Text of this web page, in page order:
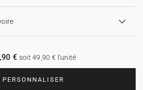
PERSONNALISER
€ soit 49,90 € l'unité